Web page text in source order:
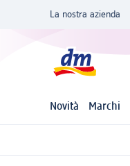
La nostra azienda
Novità Marchi